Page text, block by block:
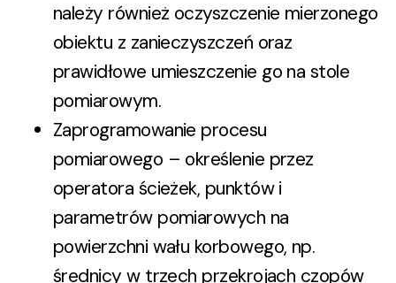
należy również oczyszczenie mierzonego
obiektu z zanieczyszczeń oraz
prawidłowe umieszczenie go na stole
pomiarowym.
Zaprogramowanie procesu
pomiarowego – określenie przez
operatora ścieżek, punktów i
parametrów pomiarowych na
powierzchni wału korbowego, np.
średnicy w trzech przekrojach czopów